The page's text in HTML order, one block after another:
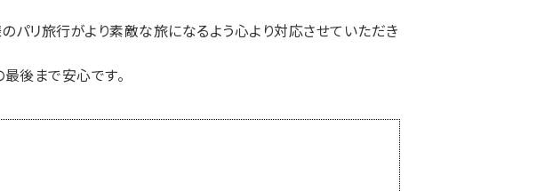
パリ旅行がより素敵な旅になるよう心より対応させていただき
後まで安心です。